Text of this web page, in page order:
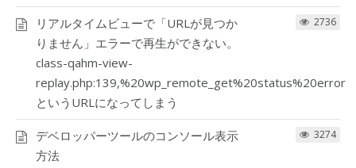
リアルタイムビューで「URLが見つか
りません」エラーで再生ができない。
class-qahm-view-
replay.php:139,%20wp_remote_get%20status%20error
というURLになってしまう
2736
デベロッパーツールのコンソール表示
方法
3274